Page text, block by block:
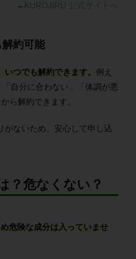
→ KUROJIRU 公式サイトへ
約可能
つでも解約できます。 例え
自分に合わない」「体調が悪
ら解約できます。
がないため、安心して申し込
？危なくない？
危険な成分は入っていませ